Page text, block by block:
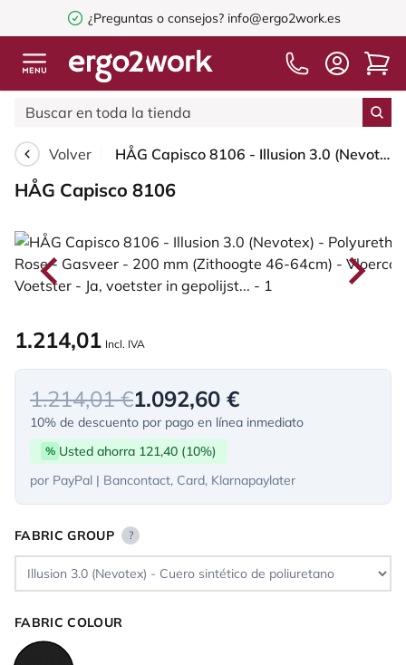
¿Preguntas o consejos?info@ergo2work.es
Volver HÅG Capisco 8106 - Illusion 3.0 (Nevotex) - Cuero sintético de poliuretano - ILU3110 - Black - Blush Rose - 200 mm (seat height 46-64cm) - Glides
HÅG Capisco 8106
1.214,01 Incl. IVA
1.214,01 €1.092,60 €
10% de descuento por pago en línea inmediato
% Usted ahorra 121,40 (10%)
por PayPal | Bancontact, Card, Klarnapaylater
FABRIC GROUP ?
FABRIC COLOUR